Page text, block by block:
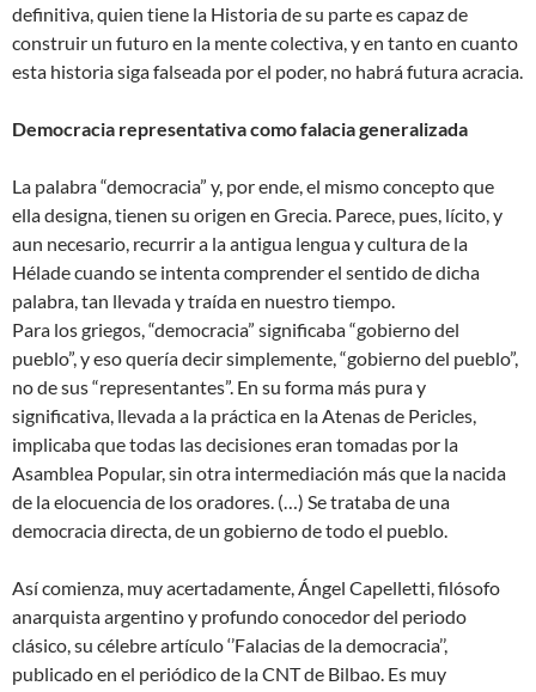
definitiva, quien tiene la Historia de su parte es capaz de
construir un futuro en la mente colectiva, y en tanto en cuanto
esta historia siga falseada por el poder, no habrá futura acracia.
Democracia representativa como falacia generalizada
La palabra “democracia” y, por ende, el mismo concepto que
ella designa, tienen su origen en Grecia. Parece, pues, lícito, y
aun necesario, recurrir a la antigua lengua y cultura de la
Hélade cuando se intenta comprender el sentido de dicha
palabra, tan llevada y traída en nuestro tiempo.
Para los griegos, “democracia” significaba “gobierno del
pueblo”, y eso quería decir simplemente, “gobierno del pueblo”,
no de sus “representantes”. En su forma más pura y
significativa, llevada a la práctica en la Atenas de Pericles,
implicaba que todas las decisiones eran tomadas por la
Asamblea Popular, sin otra intermediación más que la nacida
de la elocuencia de los oradores. (…) Se trataba de una
democracia directa, de un gobierno de todo el pueblo.
Así comienza, muy acertadamente, Ángel Capelletti, filósofo
anarquista argentino y profundo conocedor del periodo
clásico, su célebre artículo ‘’Falacias de la democracia’’,
publicado en el periódico de la CNT de Bilbao. Es muy